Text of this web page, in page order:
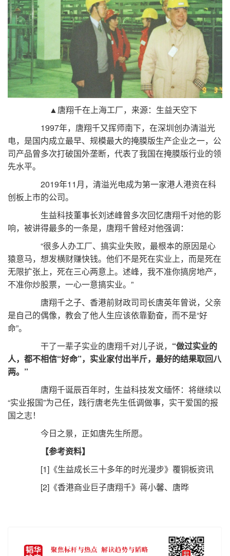
▲唐翔千在上海工厂，来源：生益天空下
1997年，唐翔千又挥师南下，在深圳创办清溢光
电，是国内成立最早、规模最大的掩膜版生产企业之一，公
司产品曾多次打破国外垄断，代表了我国在掩膜版行业的领
先水平。
2019年11月，清溢光电成为第一家港人港资在科
创板上市的公司。
生益科技董事长刘述峰曾多次回忆唐翔千对他的影
响，被讲得最多的一条是，唐翔千曾经对他强调：
“很多人办工厂、搞实业失败，最根本的原因是心
猿意马，想发横财赚快钱。他们不是死在实业上，而是死在
无限扩张上，死在三心两意上。述峰，我不准你搞房地产，
不准你炒股票，一心一意搞实业。”
唐翔千之子、香港前财政司司长唐英年曾说，父亲
是自己的偶像，教会了他人生应该依靠勤奋，而不是“好
命”。
干了一辈子实业的唐翔千对儿子说， “做过实业的
人，都不相信“好命”，实业家付出半斤，最好的结果取回八
两。”
唐翔千诞辰百年时，生益科技发文缅怀：将继续以
“实业报国”为己任，践行唐老先生低调做事，实干爱国的报
国之志！
今日之景，正如唐先生所愿。
【参考资料】
[1]《生益成长三十多年的时光漫步》覆铜板资讯
[2]《香港商业巨子唐翔千》蒋小馨、唐晔